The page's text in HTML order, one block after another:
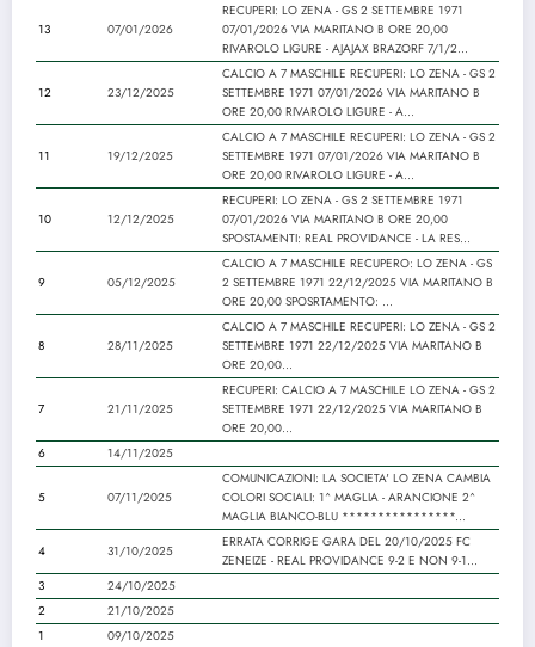
13 07/01/2026
RECUPERI: LO ZENA - GS 2 SETTEMBRE 1971
07/01/2026 VIA MARITANO B ORE 20,00
RIVAROLO LIGURE - AJAJAX BRAZORF 7/1/2...
12 23/12/2025
CALCIO A 7 MASCHILE RECUPERI: LO ZENA - GS 2
SETTEMBRE 1971 07/01/2026 VIA MARITANO B
ORE 20,00 RIVAROLO LIGURE - A...
11 19/12/2025
CALCIO A 7 MASCHILE RECUPERI: LO ZENA - GS 2
SETTEMBRE 1971 07/01/2026 VIA MARITANO B
ORE 20,00 RIVAROLO LIGURE - A...
10 12/12/2025
RECUPERI: LO ZENA - GS 2 SETTEMBRE 1971
07/01/2026 VIA MARITANO B ORE 20,00
SPOSTAMENTI: REAL PROVIDANCE - LA RES...
9 05/12/2025
CALCIO A 7 MASCHILE RECUPERO: LO ZENA - GS
2 SETTEMBRE 1971 22/12/2025 VIA MARITANO B
ORE 20,00 SPOSRTAMENTO: ...
8 28/11/2025
CALCIO A 7 MASCHILE RECUPERI: LO ZENA - GS 2
SETTEMBRE 1971 22/12/2025 VIA MARITANO B
ORE 20,00...
7 21/11/2025
RECUPERI: CALCIO A 7 MASCHILE LO ZENA - GS 2
SETTEMBRE 1971 22/12/2025 VIA MARITANO B
ORE 20,00...
6
14/11/2025
5 07/11/2025
COMUNICAZIONI: LA SOCIETA' LO ZENA CAMBIA
COLORI SOCIALI: 1^ MAGLIA - ARANCIONE 2^
MAGLIA BIANCO-BLU ****************...
4
31/10/2025
ERRATA CORRIGE GARA DEL 20/10/2025 FC
ZENEIZE - REAL PROVIDANCE 9-2 E NON 9-1...
3
24/10/2025
2
21/10/2025
1
09/10/2025